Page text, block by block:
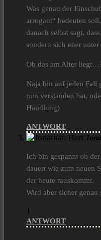
Was genau der
arrogant“ bedeuten
danach selbst sagt,
sondern sich eher
Ob das am Alter
Naja bin auf jeden Fall
nun verstanden hat,
Handlung)
ANTWORT
Ich bin gespannt ob
dauert wie zum neuen
der heute rauskommt.
Wird aber sicher genau
1
ANTWORT